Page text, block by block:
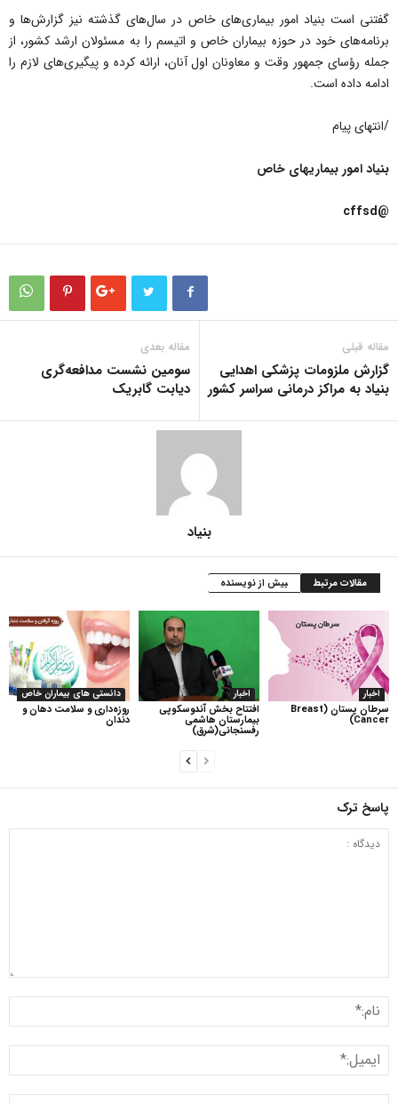
گفتنی است بنیاد امور بیماری‌های خاص در سال‌های گذشته نیز گزارش‌ها و
برنامه‌های خود در حوزه بیماران خاص و اتیسم را به مسئولان ارشد کشور، از
جمله رؤسای جمهور وقت و معاونان اول آنان، ارائه کرده و پیگیری‌های لازم را
ادامه داده است.
/انتهای پیام
بنیاد امور بیماریهای خاص
@cffsd
مقاله قبلی
گزارش ملزومات پزشکی اهدایی
بنیاد به مراکز درمانی سراسر کشور
مقاله بعدی
سومین نشست مدافعه‌گری
دیابت گابریک
بنیاد
مقالات مرتبط بیش از نویسنده
دانستی های بیماران خاص
روزه‌داری و سلامت دهان و
دندان
اخبار
افتتاح بخش آندوسکوپی
بیمارستان هاشمی
رفسنجانی(شرق)
اخبار
سرطان پستان (Breast
Cancer)
پاسخ ترک